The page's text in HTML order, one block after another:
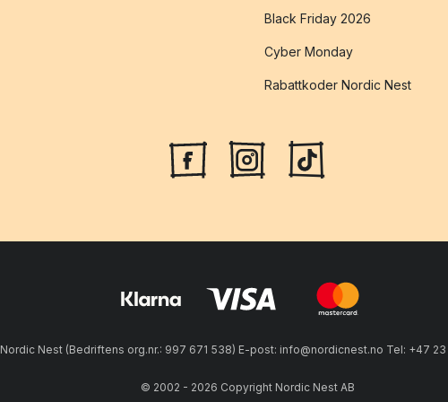
Black Friday 2026
Cyber Monday
Rabattkoder Nordic Nest
Nordic Nest (Bedriftens org.nr.: 997 671 538) E-post: info@nordicnest.no Tel: +47
© 2002 - 2026 Copyright Nordic Nest AB